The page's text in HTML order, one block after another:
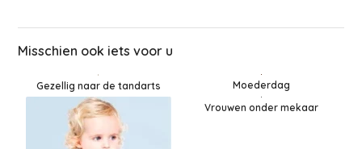
Misschien ook iets voor u
Gezellig naar de tandarts Moederdag
Vrouwen onder mekaar